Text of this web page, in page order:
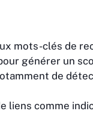
mots-clés de
générer un
de
liens comme